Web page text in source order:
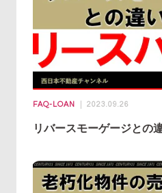
FAQ-LOAN 2023.09.26
リバースモーゲージとの